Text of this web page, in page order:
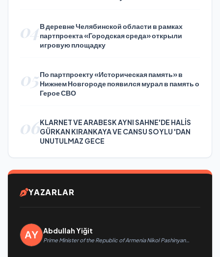
04В деревне Челябинской области в рамках
партпроекта «Городская среда» открыли
игровую площадку
05По партпроекту «Историческая память» в
Нижнем Новгороде появился мурал в память о
Герое СВО
06KLARNET VE ARABESK AYNI SAHNE'DE HALİS
GÜRKAN KIRANKAYA VE CANSU SOYLU 'DAN
UNUTULMAZ GECE
YAZARLAR
Abdullah Yiğit
Prime Minister of the Republic of Armenia Nikol Pashinyan